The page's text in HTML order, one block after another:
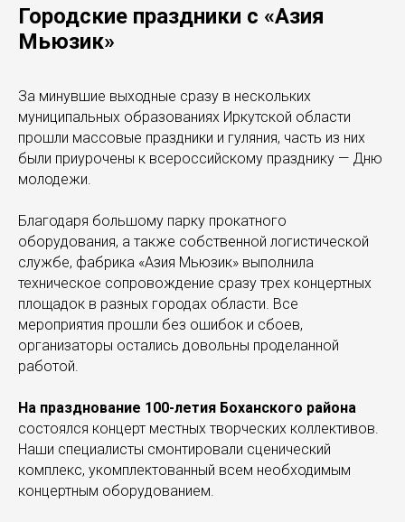
Городские праздники с «Азия
Мьюзик»
За минувшие выходные сразу в нескольких
муниципальных образованиях Иркутской области
прошли массовые праздники и гуляния, часть из них
были приурочены к всероссийскому празднику — Дню
молодежи.
Благодаря большому парку прокатного
оборудования, а также собственной логистической
службе, фабрика «Азия Мьюзик» выполнила
техническое сопровождение сразу трех концертных
площадок в разных городах области. Все
мероприятия прошли без ошибок и сбоев,
организаторы остались довольны проделанной
работой.
На празднование 100-летия Боханского района
состоялся концерт местных творческих коллективов.
Наши специалисты смонтировали сценический
комплекс, укомплектованный всем необходимым
концертным оборудованием.